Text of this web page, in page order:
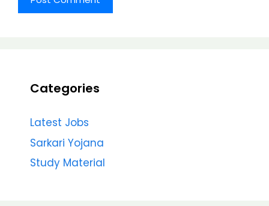
Categories
Latest Jobs
Sarkari Yojana
Study Material